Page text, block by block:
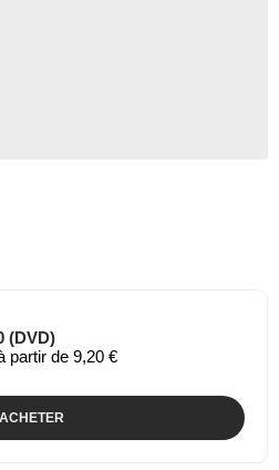
(DVD)
partir de 9,20 €
ACHETER